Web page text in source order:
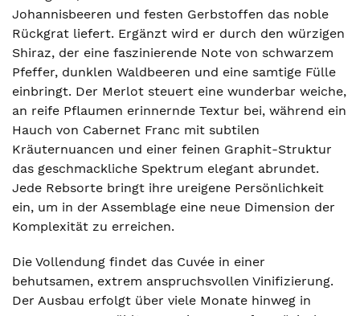
Johannisbeeren und festen Gerbstoffen das noble
Rückgrat liefert. Ergänzt wird er durch den würzigen
Shiraz, der eine faszinierende Note von schwarzem
Pfeffer, dunklen Waldbeeren und eine samtige Fülle
einbringt. Der Merlot steuert eine wunderbar weiche,
an reife Pflaumen erinnernde Textur bei, während ein
Hauch von Cabernet Franc mit subtilen
Kräuternuancen und einer feinen Graphit-Struktur
das geschmackliche Spektrum elegant abrundet.
Jede Rebsorte bringt ihre ureigene Persönlichkeit
ein, um in der Assemblage eine neue Dimension der
Komplexität zu erreichen.
Die Vollendung findet das Cuvée in einer
behutsamen, extrem anspruchsvollen Vinifizierung.
Der Ausbau erfolgt über viele Monate hinweg in